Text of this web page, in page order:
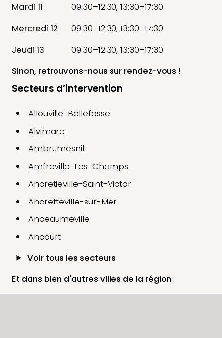
Mardi 11
09:30–12:30, 13:30–17:30
Mercredi 12
09:30–12:30, 13:30–17:30
Jeudi 13
09:30–12:30, 13:30–17:30
Sinon, retrouvons-nous sur rendez-vous !
Secteurs d’intervention
Allouville-Bellefosse
Alvimare
Ambrumesnil
Amfreville-Les-Champs
Ancretieville-Saint-Victor
Ancretteville-sur-Mer
Anceaumeville
Ancourt
Voir tous les secteurs
Et dans bien d'autres villes de la région